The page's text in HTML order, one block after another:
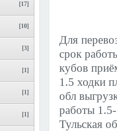
[17]
[10]
[3]
[1]
[1]
[1]
Для
срок
кубов
1.5 ходки
обл
работы
Тульская